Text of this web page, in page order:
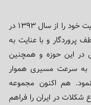
گروه شرکت های مشاوره، تامین و بازرگانی سورن فعالیت خود را از سال ۱۳۹۳ در
پروردگار و با عنایت به
در این حوزه و همچنین
به سرعت مسیری هموار
هم اکنون مجموعه
شکلات در ایران را فراهم